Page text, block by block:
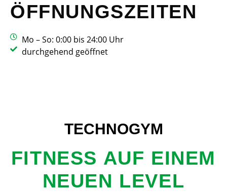
ÖFFNUNGSZEITEN
Mo – So: 0:00 bis 24:00 Uhr
durchgehend geöffnet
TECHNOGYM
FITNESS AUF EINEM
NEUEN LEVEL